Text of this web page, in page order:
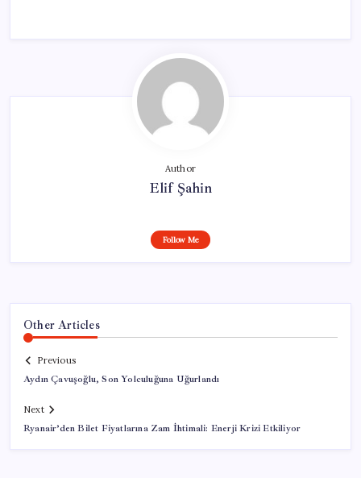
Author
Elif Şahin
Follow Me
Other Articles
Previous
Aydın Çavuşoğlu, Son Yolculuğuna Uğurlandı
Next
Ryanair’den Bilet Fiyatlarına Zam İhtimali: Enerji Krizi Etkiliyor